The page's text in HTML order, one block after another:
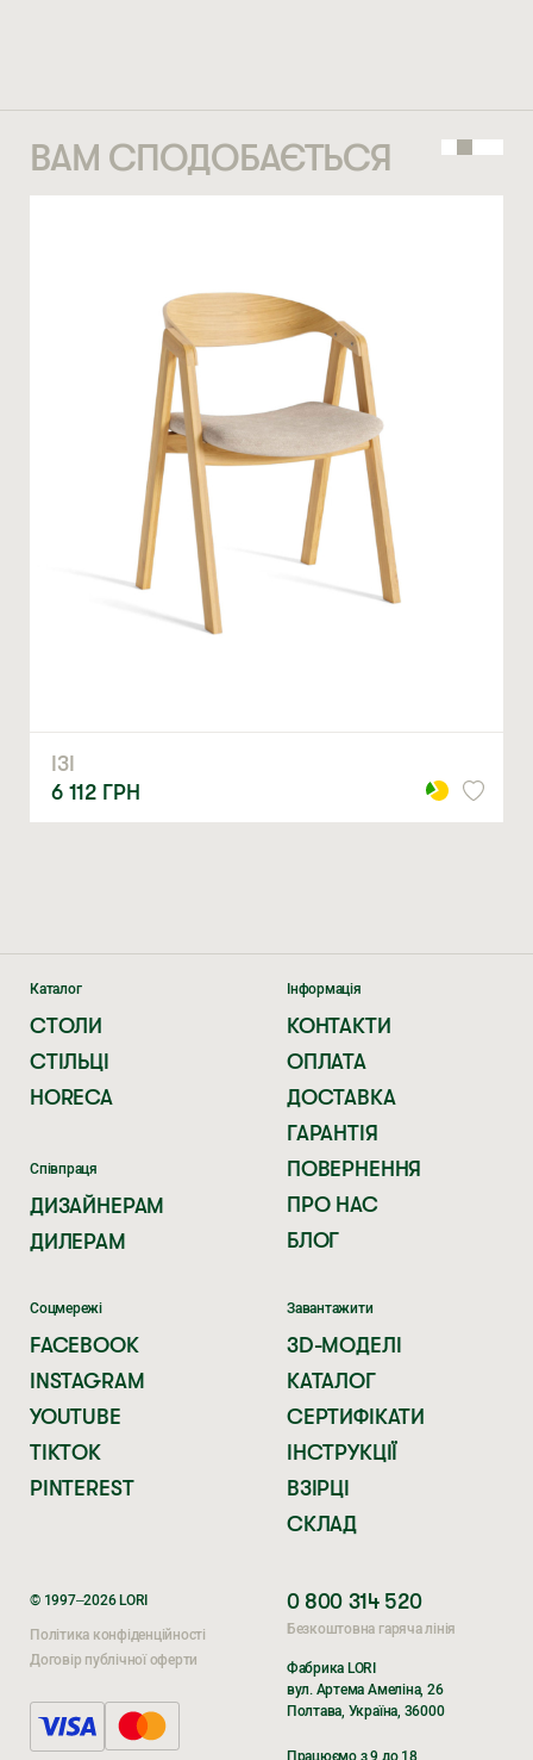
ВАМ СПОДОБАЄТЬСЯ
ІЗІ
6 112 ГРН
© 1997–2026 LORI
Політика конфіденційності
Договір публічної оферти
Каталог
СТОЛИ
СТІЛЬЦІ
HORECA
Співпраця
ДИЗАЙНЕРАМ
ДИЛЕРАМ
Інформація
КОНТАКТИ
ОПЛАТА
ДОСТАВКА
ГАРАНТІЯ
ПОВЕРНЕННЯ
ПРО НАС
БЛОГ
Соцмережі
FACEBOOK
INSTAGRAM
YOUTUBE
TIKTOK
PINTEREST
Завантажити
3D-МОДЕЛІ
КАТАЛОГ
СЕРТИФІКАТИ
ІНСТРУКЦІЇ
ВЗІРЦІ
СКЛАД
0 800 314 520
Безкоштовна гаряча лінія
Фабрика LORI
вул. Артема Амеліна, 26
Полтава, Україна, 36000
Працюємо з 9 до 18
персональних даних
Поки ви очікуєте,
КІЛЬКІСТЬ ТА ОСОБЛИВІ ПОБАЖАННЯ
Натискаючи ви автоматично погоджуєтеся на обробку
персональних даних
Поки ви очікуєте,